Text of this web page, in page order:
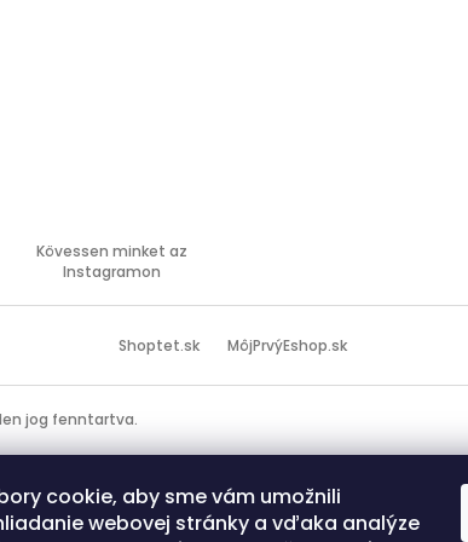
cookie, aby sme vám umožnili
webovej stránky a vďaka analýze
Kövessen minket az
Instagramon
Shoptet.sk MôjPrvýEshop.sk
jog fenntartva.